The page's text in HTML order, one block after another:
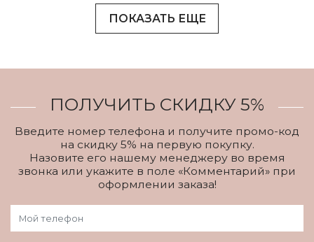
ПОКАЗАТЬ ЕЩЕ
ПОЛУЧИТЬ СКИДКУ 5%
Введите номер телефона и получите промо-код
на скидку 5% на первую покупку.
Назовите его нашему менеджеру во время
звонка или укажите в поле «Комментарий» при
оформлении заказа!